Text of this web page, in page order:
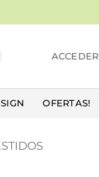
ACCEDER
OFERTAS!